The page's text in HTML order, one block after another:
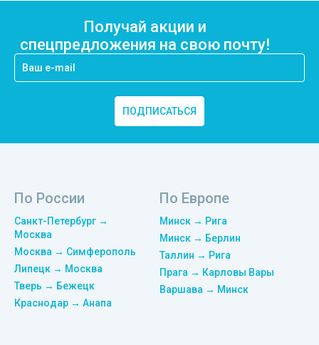
Получай акции и
спецпредложения на свою почту!
ПОДПИСАТЬСЯ
По России
Санкт-Петербург →
Москва
Москва → Симферополь
Липецк → Москва
Тверь → Бежецк
Краснодар → Анапа
По Европе
Минск → Рига
Минск → Берлин
Таллин → Рига
Прага → Карловы Вары
Варшава → Минск